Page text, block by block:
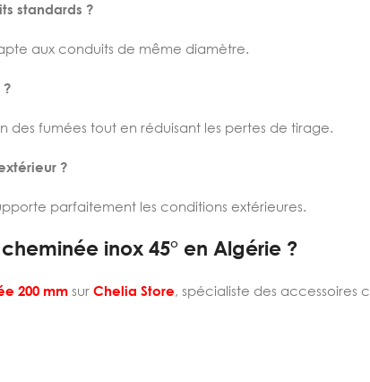
standards ?
aux conduits de même diamètre.
?
des fumées tout en réduisant les pertes de tirage.
?
parfaitement les conditions extérieures.
inox 45° en Algérie ?
200 mm sur Chelia Store, spécialiste des accessoires